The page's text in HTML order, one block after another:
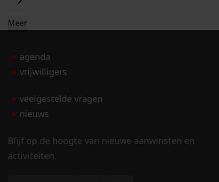
Meer
agenda
vrijwilligers
veelgestelde vragen
nieuws
Blijf op de hoogte van nieuwe aanwinsten en
activiteiten.